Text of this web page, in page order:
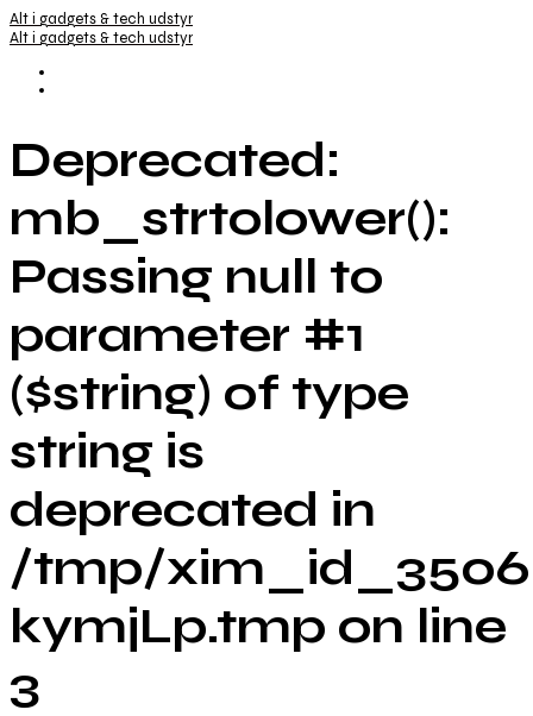
Alt i gadgets & tech udstyr
Alt i gadgets & tech udstyr
Deprecated:
mb_strtolower():
Passing null to
parameter #1
($string) of type
string is
deprecated in
/tmp/
kymjLp.tmp on line
3